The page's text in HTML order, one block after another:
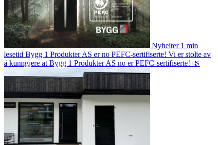
Nyheiter 1 min
lesetid Bygg 1 Produkter AS er no PEFC-sertifiserte! Vi er stolte av
å kunngjere at Bygg 1 Produkter AS no er PEFC-sertifiserte! 🌿